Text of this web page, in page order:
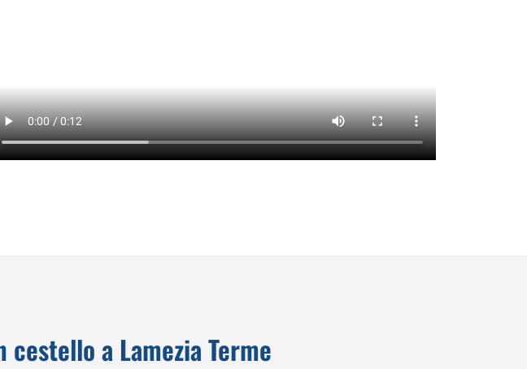
a Lamezia Terme